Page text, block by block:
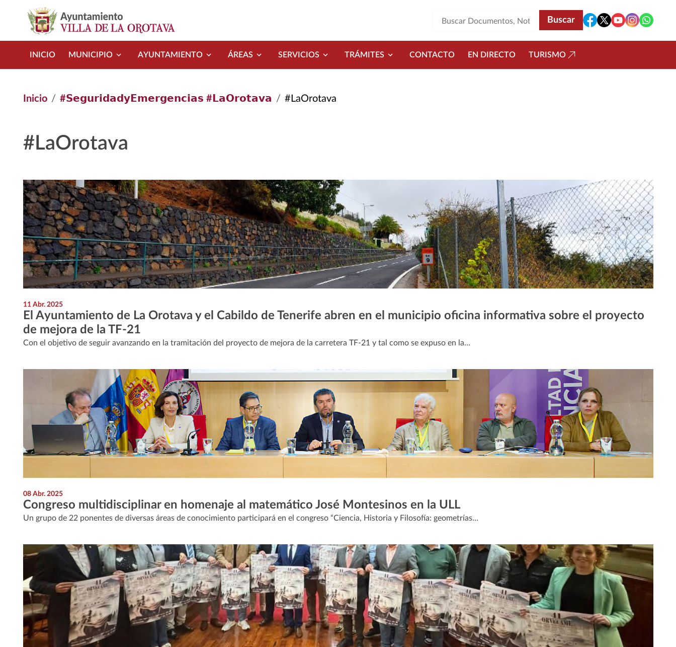
INICIO MUNICIPIO AYUNTAMIENTO ÁREAS SERVICIOS TRÁMITES CONTACTO EN DIRECTO TURISMO
Inicio #𝗦𝗲𝗴𝘂𝗿𝗶𝗱𝗮𝗱𝘆𝗘𝗺𝗲𝗿𝗴𝗲𝗻𝗰𝗶𝗮𝘀 #𝗟𝗮𝗢𝗿𝗼𝘁𝗮𝘃𝗮 #LaOrotava
#LaOrotava
11 Abr. 2025
El Ayuntamiento de La Orotava y el Cabildo de Tenerife abren en el municipio oficina informativa sobre el proyecto
de mejora de la TF-21
Con el objetivo de seguir avanzando en la tramitación del proyecto de mejora de la carretera TF-21 y tal como se expuso en la…
08 Abr. 2025
Congreso multidisciplinar en homenaje al matemático José Montesinos en la ULL
Un grupo de 22 ponentes de diversas áreas de conocimiento participará en el congreso “Ciencia, Historia y Filosofía: geometrías…